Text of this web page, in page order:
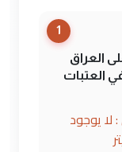
1
العراق
العتبات
لا يوجود